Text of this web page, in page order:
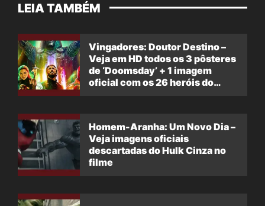
LEIA TAMBÉM
Vingadores: Doutor Destino –
Veja em HD todos os 3 pôsteres
de ‘Doomsday’ + 1 imagem
oficial com os 26 heróis do
Homem-Aranha: Um Novo Dia –
Veja imagens oficiais
descartadas do Hulk Cinza no
filme